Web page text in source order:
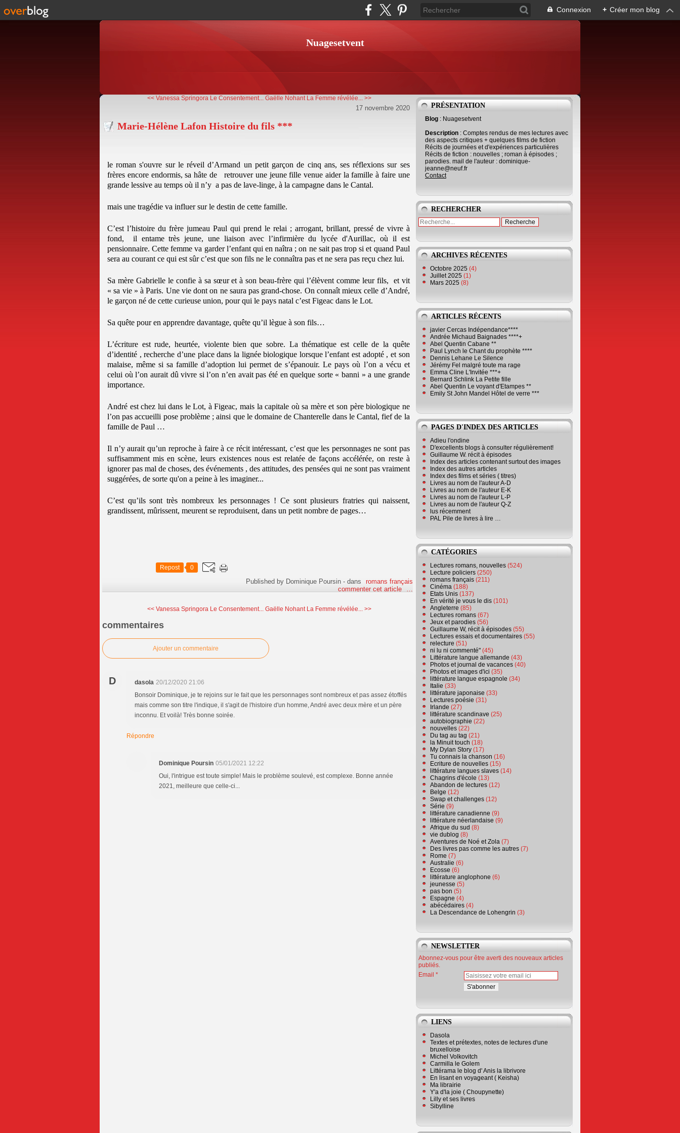
Connexion + Créer mon blog
Nuagesetvent
<< Vanessa Springora Le Consentement... Gaëlle Nohant La Femme révélée... >>
17 novembre 2020
Marie-Hélène Lafon Histoire du fils ***
le roman s'ouvre sur le réveil d’Armand un petit garçon de cinq ans, ses réflexions sur ses
frères encore endormis, sa hâte de retrouver une jeune fille venue aider la famille à faire une
grande lessive au temps où il n’y a pas de lave-linge, à la campagne dans le Cantal.
mais une tragédie va influer sur le destin de cette famille.
C’est l’histoire du frère jumeau Paul qui prend le relai ; arrogant, brillant, pressé de vivre à
fond, il entame très jeune, une liaison avec l’infirmière du lycée d'Aurillac, où il est
pensionnaire. Cette femme va garder l’enfant qui en naîtra ; on ne sait pas trop si et quand Paul
sera au courant ce qui est sûr c’est que son fils ne le connaîtra pas et ne sera pas reçu chez lui.
Sa mère Gabrielle le confie à sa sœur et à son beau-frère qui l’élèvent comme leur fils, et vit
« sa vie » à Paris. Une vie dont on ne saura pas grand-chose. On connaît mieux celle d’André,
le garçon né de cette curieuse union, pour qui le pays natal c’est Figeac dans le Lot.
Sa quête pour en apprendre davantage, quête qu’il lègue à son fils…
L’écriture est rude, heurtée, violente bien que sobre. La thématique est celle de la quête
d’identité , recherche d’une place dans la lignée biologique lorsque l’enfant est adopté , et son
malaise, même si sa famille d’adoption lui permet de s’épanouir. Le pays où l’on a vécu et
celui où l’on aurait dû vivre si l’on n’en avait pas été en quelque sorte « banni » a une grande
importance.
André est chez lui dans le Lot, à Figeac, mais la capitale où sa mère et son père biologique ne
l’on pas accueilli pose problème ; ainsi que le domaine de Chanterelle dans le Cantal, fief de la
famille de Paul …
Il n’y aurait qu’un reproche à faire à ce récit intéressant, c’est que les personnages ne sont pas
suffisamment mis en scène, leurs existences nous est relatée de façons accélérée, on reste à
ignorer pas mal de choses, des événements , des attitudes, des pensées qui ne sont pas vraiment
suggérées, de sorte qu'on a peine à les imaginer...
C’est qu’ils sont très nombreux les personnages ! Ce sont plusieurs fratries qui naissent,
grandissent, mûrissent, meurent se reproduisent, dans un petit nombre de pages…
Repost 0
Published by Dominique Poursin -dans
romans français
commenter cet article
…
<< Vanessa Springora Le Consentement... Gaëlle Nohant La Femme révélée... >>
commentaires
Ajouter un commentaire
D dasola 20/12/2020 21:06
Bonsoir Dominique, je te rejoins sur le fait que les personnages sont nombreux et pas assez étoffés
mais comme son titre l'indique, il s'agit de l'histoire d'un homme, André avec deux mère et un père
inconnu. Et voilà! Très bonne soirée.
Répondre
Dominique Poursin 05/01/2021 12:22
Oui, l'intrigue est toute simple! Mais le problème soulevé, est complexe. Bonne année
2021, meilleure que celle-ci...
PRÉSENTATION
Blog : Nuagesetvent
Description : Comptes rendus de mes lectures avec
des aspects critiques + quelques films de fiction
Récits de journées et d'expériences particulières
Récits de fiction : nouvelles ; roman à épisodes ;
parodies. mail de l'auteur : dominique-
jeanne@neuf.fr
Contact
RECHERCHER
ARCHIVES RÉCENTES
Octobre 2025 (4)
Juillet 2025 (1)
Mars 2025 (8)
ARTICLES RÉCENTS
javier Cercas Indépendance****
Andrée Michaud Baignades ****+
Abel Quentin Cabane **
Paul Lynch le Chant du prophète ****
Dennis Lehane Le Silence
Jérémy Fel malgré toute ma rage
Emma Cline L'Invitée ***+
Bernard Schlink La Petite fille
Abel Quentin Le voyant d'Etampes **
Emily St John Mandel Hôtel de verre ***
PAGES D'INDEX DES ARTICLES
Adieu l'ondine
D'excellents blogs à consulter régulièrement!
Guillaume W. récit à épisodes
Index des articles contenant surtout des images
Index des autres articles
Index des films et séries ( titres)
Livres au nom de l'auteur A-D
Livres au nom de l'auteur E-K
Livres au nom de l'auteur L-P
Livres au nom de l'auteur Q-Z
lus récemment
PAL Pile de livres à lire …
CATÉGORIES
Lectures romans, nouvelles (524)
Lecture policiers (250)
romans français (211)
Cinéma (188)
Etats Unis (137)
En vérité je vous le dis (101)
Angleterre (85)
Lectures romans (67)
Jeux et parodies (56)
Guillaume W, récit à épisodes (55)
Lectures essais et documentaires (55)
relecture (51)
ni lu ni commenté" (45)
Littérature langue allemande (43)
Photos et journal de vacances (40)
Photos et images d'ici (35)
littérature langue espagnole (34)
Italie (33)
littérature japonaise (33)
Lectures poésie (31)
Irlande (27)
littérature scandinave (25)
autobiographie (22)
nouvelles (22)
Du tag au tag (21)
la Minuit touch (18)
My Dylan Story (17)
Tu connais la chanson (16)
Ecriture de nouvelles (15)
littérature langues slaves (14)
Chagrins d'école (13)
Abandon de lectures (12)
Belge (12)
Swap et challenges (12)
Série (9)
littérature canadienne (9)
littérature néerlandaise (9)
Afrique du sud (8)
vie dublog (8)
Aventures de Noé et Zola (7)
Des livres pas comme les autres (7)
Rome (7)
Australie (6)
Ecosse (6)
littérature anglophone (6)
jeunesse (5)
pas bon (5)
Espagne (4)
abécédaires (4)
La Descendance de Lohengrin (3)
NEWSLETTER
Abonnez-vous pour être averti des nouveaux articles
publiés.
Email
LIENS
Dasola
Textes et prétextes, notes de lectures d'une
bruxelloise
Michel Volkovitch
Carmilla le Golem
Littérama le blog d' Anis la librivore
En lisant en voyageant ( Keisha)
Ma librairie
Y'a d'la joie ( Choupynette)
Lilly et ses livres
Sibylline